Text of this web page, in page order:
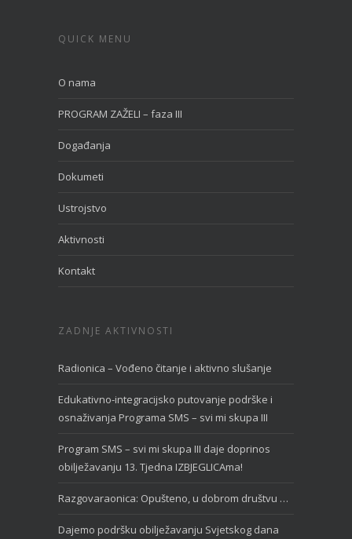
QUICK MENU
O nama
PROGRAM ZAŽELI – faza III
Događanja
Dokumeti
Ustrojstvo
Aktivnosti
Kontakt
ZADNJE AKTIVNOSTI
Radionica – Vođeno čitanje i aktivno slušanje
Edukativno-integracijsko putovanje podrške i
osnaživanja Programa SMS – svi mi skupa III
Program SMS – svi mi skupa III daje doprinos
obilježavanju 13. Tjedna IZBJEGLICAma!
Razgovaraonica: Opušteno, u dobrom društvu …
Dajemo podršku obilježavanju Svjetskog dana